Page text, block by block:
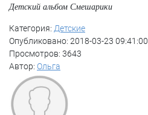
Детский альбом Смешарики
Категория: Детские
Опубликовано: 2018-03-23 09:41:00
Просмотров: 3643
Автор: Ольга